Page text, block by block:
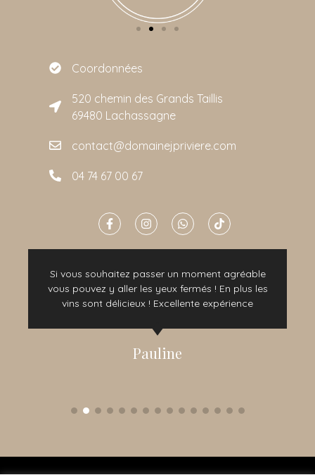
Coordonnées
520 chemin des Grands Taillis
69480 Lachassagne
contact@domainejpriviere.com
04 74 67 00 67
Si vous souhaitez passer un moment agréable
vous pouvez y aller les yeux fermés ! En plus les
vins sont délicieux ! Excellente expérience
Pauline